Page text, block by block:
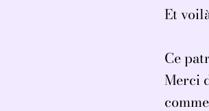
Et
Ce
Merci